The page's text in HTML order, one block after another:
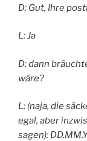
D: Gut, Ihre
L: Ja
D: dann
wäre?
L: (naja, die
egal, aber
sagen):